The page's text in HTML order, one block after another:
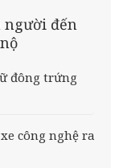
người đến
đông trứng
công nghệ ra